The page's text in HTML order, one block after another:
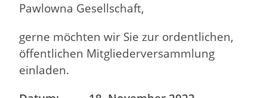
Pawlowna Gesellschaft,
gerne möchten wir Sie zur ordentlichen,
öffentlichen Mitgliederversammlung
einladen.